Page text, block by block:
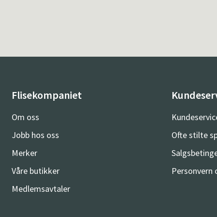
Flisekompaniet
Om oss
Jobb hos oss
Merker
Våre butikker
Medlemsavtaler
Ofte stilte
Personvern